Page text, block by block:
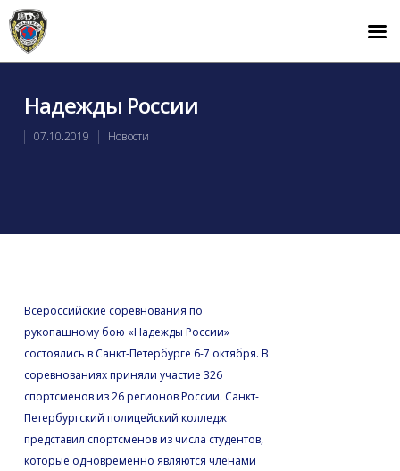
Надежды России
07.10.2019 Новости
Всероссийские соревнования по
рукопашному бою «Надежды России»
состоялись в Санкт-Петербурге 6-7 октября. В
соревнованиях приняли участие 326
спортсменов из 26 регионов России. Санкт-
Петербургский полицейский колледж
представил спортсменов из числа студентов,
которые одновременно являются членами